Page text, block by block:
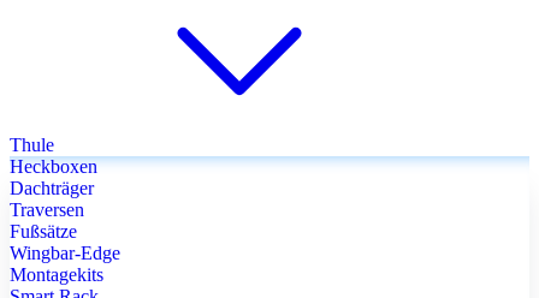
Thule
Heckboxen
Dachträger
Traversen
Fußsätze
Wingbar-Edge
Montagekits